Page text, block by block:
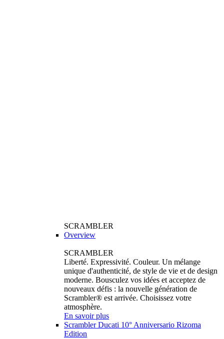
SCRAMBLER
Overview
SCRAMBLER
Liberté. Expressivité. Couleur. Un mélange
unique d'authenticité, de style de vie et de design
moderne. Bousculez vos idées et acceptez de
nouveaux défis : la nouvelle génération de
Scrambler® est arrivée. Choisissez votre
atmosphère.
En savoir plus
Scrambler Ducati 10° Anniversario Rizoma
Edition